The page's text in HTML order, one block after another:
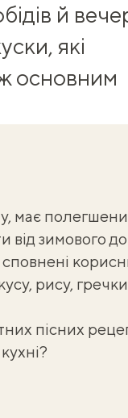
й
які
основним
має
від зимового
рису,
пісних